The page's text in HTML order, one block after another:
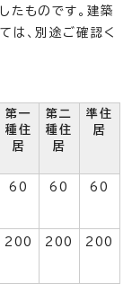
たものです。建築
は、別途ご確認く
第一
種住
居
第二
種住
居
準住
居
60 60 60
200 200 200